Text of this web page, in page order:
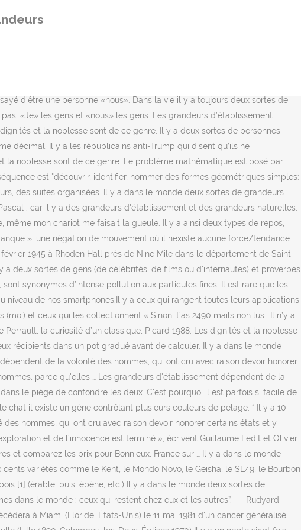
PAS LE LUBERON!! Discours prononcé à la Réunion des
d'être une personne «nous». Dans la vie il y a toujours deux sortes de
«Je» les gens et «nous» les gens. Les grandeurs d’établissement
et la noblesse sont de ce genre. Il y a deux sortes de personnes
décimal. Il y a les républicains anti-Trump qui disent qu’ils ne
la noblesse sont de ce genre. Le problème mathématique est posé par
est "découvrir, identifier, nommer des formes géométriques simples:
des suites organisées. Il y a dans le monde deux sortes de grandeurs ;
: car il y a des grandeurs d'établissement et des grandeurs naturelles.
même mon chariot me faisait la gueule. Il y a ainsi deux types de repos,
», une négation de mouvement où il nexiste aucune force/tendance
1945 à Rhoden Hall près de Nine Mile dans le département de Saint
deux sortes de gens (de célébrités, de films ou d'internautes) et proverbes
synonymes d’intense pollution aux particules fines. Il est rare que les
niveau de nos smartphones.Il y a ceux qui rangent toutes leurs applications
et ceux qui les collectionnent « Sinon, t’as 2490 mails non lus… Il n’y a
la curiosité d’un classique, Picard 1988. Les dignités et la noblesse
récipients dans un pot gradué avant de calculer. Il y a dans le monde
de la volonté des hommes, qui ont cru avec raison devoir honorer
parce qu'elles … Les grandeurs d'établissement dépendent de la
le piège de confondre les deux. C'est pourquoi il est parfois si facile de
chat il existe un gène contrôlant plusieurs couleurs de pelage. “ Il y a 10
hommes, qui ont cru avec raison devoir honorer certains états et y
et de l’innocence est terminé », écrivent Guillaume Ledit et Olivier
et comparez les prix pour Bonnieux, France sur … Il y a dans le monde
variétés comme le Kent, le Mondo Novo, le Geisha, le SL49, le Bourbon
[1] (érable, buis, ébène, etc.) Il y a dans le monde deux sortes de
dans le monde : ceux qui restent chez eux et les autres”.⠀ - Rudyard
à Miami (Floride, États-Unis) le 11 mai 1981 d'un cancer généralisé